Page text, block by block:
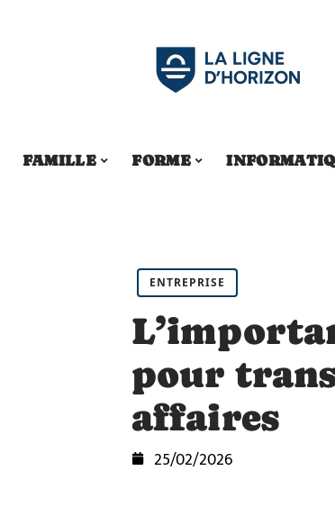
FAMILLE FORME
ENTREPRISE
pour
affaires
25/02/2026